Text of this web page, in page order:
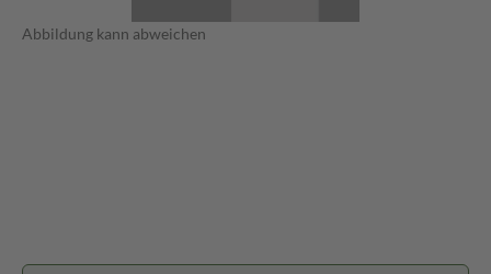
Abbildung kann abweichen